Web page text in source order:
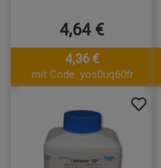
4,64 €
4,36 €
mit Code: yos0uq60fr